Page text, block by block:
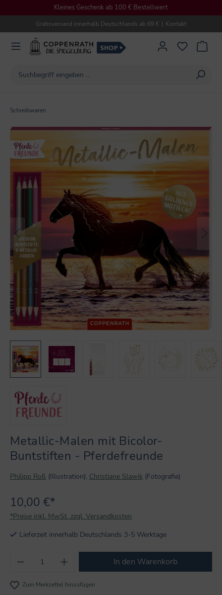
Kleines Geschenk ab 100 € Bestellwert
Gratisversand innerhalb Deutschlands ab 69 € | Kontakt
Schreibwaren
Bildergalerie überspringen
Metallic-Malen mit Bicolor-
Buntstiften - Pferdefreunde
Philipp Roß (Illustration), Christiane Slawik (Fotografie)
10,00 €*
*Preise inkl. MwSt. zzgl. Versandkosten
Lieferzeit innerhalb Deutschlands 3-5 Werktage
Produkt Anzahl: Gib den gewünschten
In den Warenkorb
Zum Merkzettel hinzufügen